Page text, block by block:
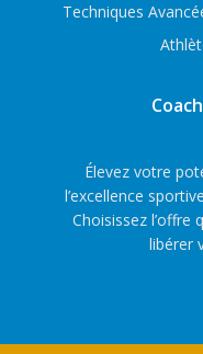
Techniques
Élevez votre
l’excellence
Choisissez l’offre
libérer